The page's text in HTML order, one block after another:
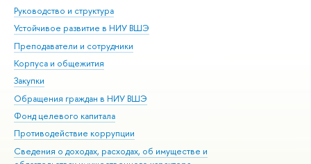
Руководство и структура
Устойчивое развитие в НИУ ВШЭ
Преподаватели и сотрудники
Корпуса и общежития
Закупки
Обращения граждан в НИУ ВШЭ
Фонд целевого капитала
Противодействие коррупции
Сведения о доходах, расходах, об имуществе и